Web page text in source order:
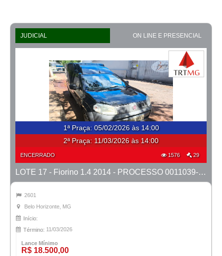
JUDICIAL ON LINE E PRESENCIAL
1ª Praça: 05/02/2026 às 14:00
2ª Praça: 11/03/2026 às 14:00
ENCERRADO 1576 29
LOTE 17 - Fiorino 1.4 2014 - PROCESSO 0011039-27.2023-42ª BH
2601
Belo Horizonte, MG
Início:
Término: 11/03/2026
Lance Mínimo
R$ 18.500,00